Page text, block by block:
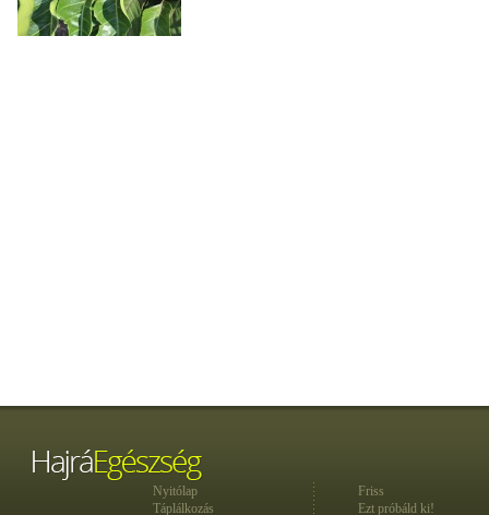
Nyitólap
Táplálkozás
Friss
Ezt próbáld ki!